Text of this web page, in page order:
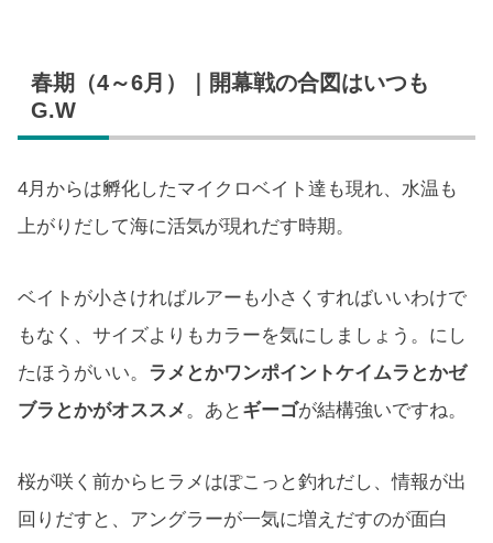
春期（4～6月）｜開幕戦の合図はいつも
G.W
4月からは孵化したマイクロベイト達も現れ、水温も
上がりだして海に活気が現れだす時期。
ベイトが小さければルアーも小さくすればいいわけで
もなく、サイズよりもカラーを気にしましょう。にし
たほうがいい。 ラメとかワンポイントケイムラとかゼ
ブラとかがオススメ。あと ギーゴが結構強いですね。
桜が咲く前からヒラメはぽこっと釣れだし、情報が出
回りだすと、アングラーが一気に増えだすのが面白